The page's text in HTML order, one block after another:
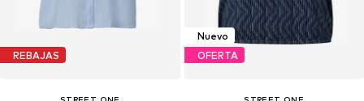
REBAJAS
Nuevo
OFERTA